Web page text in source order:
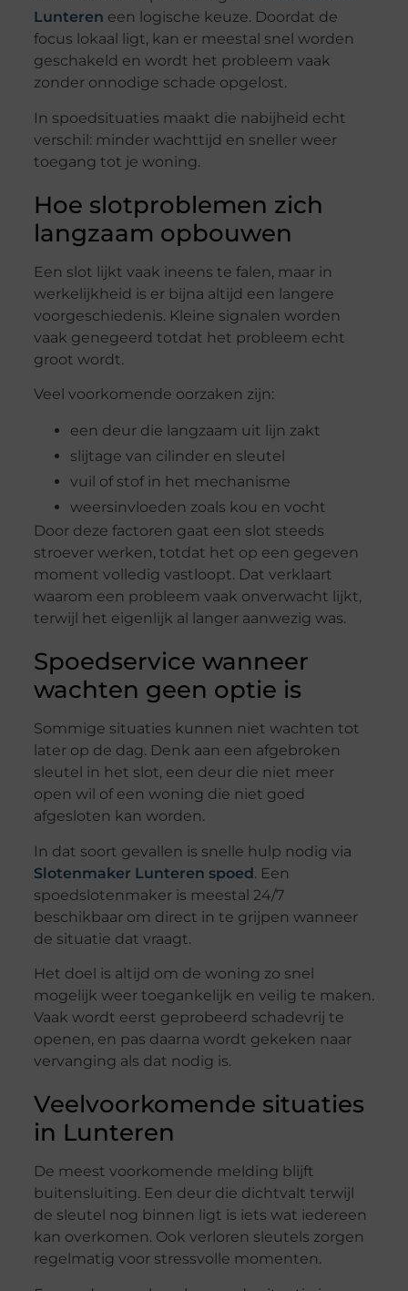
Lunteren een logische keuze. Doordat de
focus lokaal ligt, kan er meestal snel worden
geschakeld en wordt het probleem vaak
zonder onnodige schade opgelost.
In spoedsituaties maakt die nabijheid echt
verschil: minder wachttijd en sneller weer
toegang tot je woning.
Hoe slotproblemen zich
langzaam opbouwen
Een slot lijkt vaak ineens te falen, maar in
werkelijkheid is er bijna altijd een langere
voorgeschiedenis. Kleine signalen worden
vaak genegeerd totdat het probleem echt
groot wordt.
Veel voorkomende oorzaken zijn:
een deur die langzaam uit lijn zakt
slijtage van cilinder en sleutel
vuil of stof in het mechanisme
weersinvloeden zoals kou en vocht
Door deze factoren gaat een slot steeds
stroever werken, totdat het op een gegeven
moment volledig vastloopt. Dat verklaart
waarom een probleem vaak onverwacht lijkt,
terwijl het eigenlijk al langer aanwezig was.
Spoedservice wanneer
wachten geen optie is
Sommige situaties kunnen niet wachten tot
later op de dag. Denk aan een afgebroken
sleutel in het slot, een deur die niet meer
open wil of een woning die niet goed
afgesloten kan worden.
In dat soort gevallen is snelle hulp nodig via
Slotenmaker Lunteren spoed. Een
spoedslotenmaker is meestal 24/7
beschikbaar om direct in te grijpen wanneer
de situatie dat vraagt.
Het doel is altijd om de woning zo snel
mogelijk weer toegankelijk en veilig te maken.
Vaak wordt eerst geprobeerd schadevrij te
openen, en pas daarna wordt gekeken naar
vervanging als dat nodig is.
Veelvoorkomende situaties
in Lunteren
De meest voorkomende melding blijft
buitensluiting. Een deur die dichtvalt terwijl
de sleutel nog binnen ligt is iets wat iedereen
kan overkomen. Ook verloren sleutels zorgen
regelmatig voor stressvolle momenten.